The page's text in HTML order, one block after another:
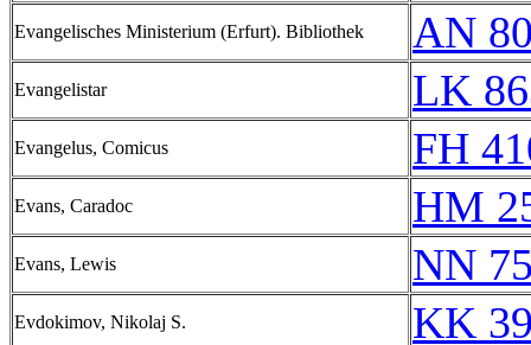
Evangelisches Ministerium (Erfurt). Bibliothek AN
Evangelistar LK
Evangelus, Comicus FH
Evans, Caradoc HM
Evans, Lewis NN
Evdokimov, Nikolaj S. KK